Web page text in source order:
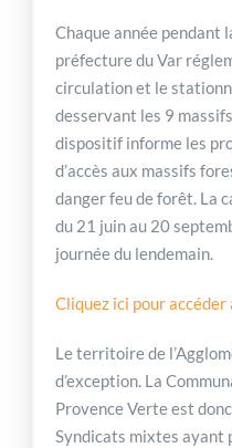
Chaque année pendant
préfecture du Var
circulation et le
desservant les 9
dispositif informe les
d’accès aux massifs
danger feu de forêt. La
du 21 juin au 20
journée du lendemain.
Cliquez ici pour
Le territoire de
d’exception. La
Provence Verte est
Syndicats mixtes ayant